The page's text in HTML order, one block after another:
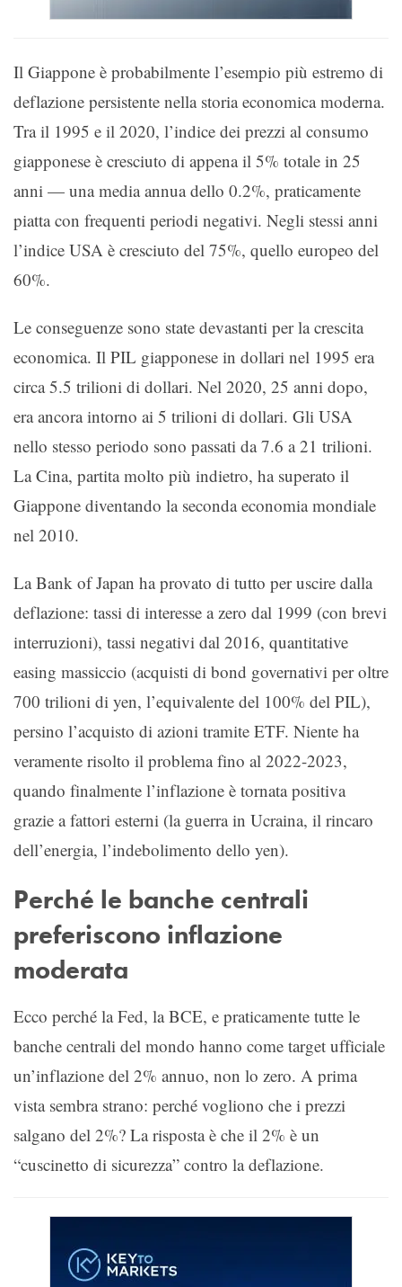
Il Giappone è probabilmente l’esempio più estremo di
deflazione persistente nella storia economica moderna.
Tra il 1995 e il 2020, l’indice dei prezzi al consumo
giapponese è cresciuto di appena il 5% totale in 25
anni — una media annua dello 0.2%, praticamente
piatta con frequenti periodi negativi. Negli stessi anni
l’indice USA è cresciuto del 75%, quello europeo del
60%.
Le conseguenze sono state devastanti per la crescita
economica. Il PIL giapponese in dollari nel 1995 era
circa 5.5 trilioni di dollari. Nel 2020, 25 anni dopo,
era ancora intorno ai 5 trilioni di dollari. Gli USA
nello stesso periodo sono passati da 7.6 a 21 trilioni.
La Cina, partita molto più indietro, ha superato il
Giappone diventando la seconda economia mondiale
nel 2010.
La Bank of Japan ha provato di tutto per uscire dalla
deflazione: tassi di interesse a zero dal 1999 (con brevi
interruzioni), tassi negativi dal 2016, quantitative
easing massiccio (acquisti di bond governativi per oltre
700 trilioni di yen, l’equivalente del 100% del PIL),
persino l’acquisto di azioni tramite ETF. Niente ha
veramente risolto il problema fino al 2022-2023,
quando finalmente l’inflazione è tornata positiva
grazie a fattori esterni (la guerra in Ucraina, il rincaro
dell’energia, l’indebolimento dello yen).
Perché le banche centrali
preferiscono inflazione
moderata
Ecco perché la Fed, la BCE, e praticamente tutte le
banche centrali del mondo hanno come target ufficiale
un’inflazione del 2% annuo, non lo zero. A prima
vista sembra strano: perché vogliono che i prezzi
salgano del 2%? La risposta è che il 2% è un
“cuscinetto di sicurezza” contro la deflazione.